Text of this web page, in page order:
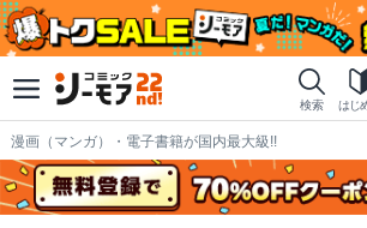
検索 はじ
漫画（マンガ）・電子書籍が国内最大級!!